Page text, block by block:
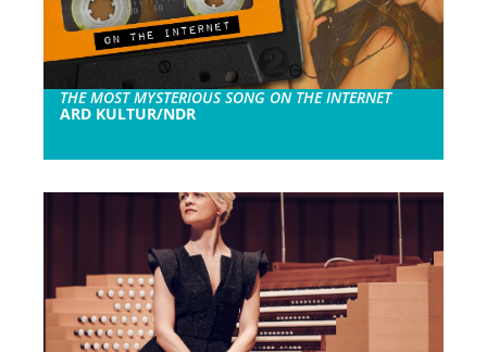
THE MOST MYSTERIOUS SONG ON THE INTERNET
ARD KULTUR/NDR